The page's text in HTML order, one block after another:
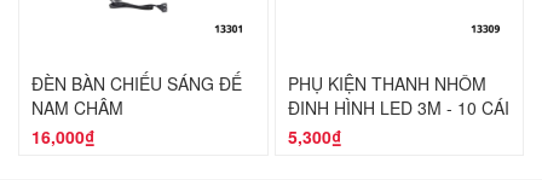
ĐÈN BÀN CHIẾU SÁNG ĐẾ
NAM CHÂM
16,000₫
PHỤ KIỆN THANH NHÔM
ĐỊNH HÌNH LED 3M - 10 CÁI
5,300₫